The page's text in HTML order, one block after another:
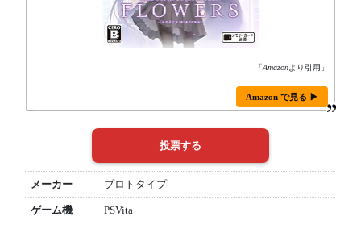
「Amazonより引用」
Amazon で見る ▶
メーカー プロトタイプ
ゲーム機 PSVita